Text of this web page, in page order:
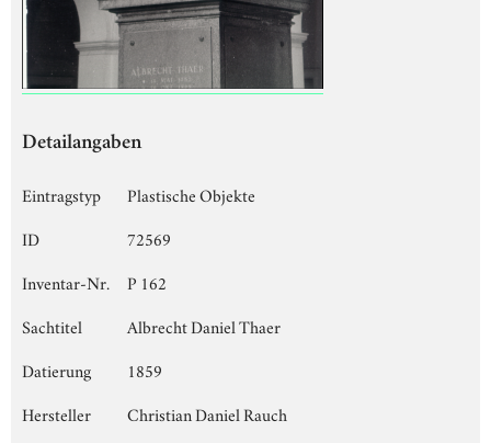
Detailangaben
Eintragstyp
Plastische Objekte
ID
72569
Inventar-Nr.
P 162
Sachtitel
Albrecht Daniel Thaer
Datierung
1859
Hersteller
Christian Daniel Rauch